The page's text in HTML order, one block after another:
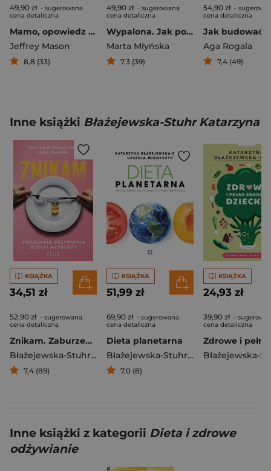
49,90 zł - sugerowana
cena detaliczna
Mamo, opowiedz mi swoją historię
Jeffrey Mason
8,8 (33)
49,90 zł - sugerowana
cena detaliczna
Wypalona. Jak poradzić sobie z wypaleniem zawodowym i całkiem nie zgasnąć
Marta Młyńska
7,3 (39)
54,90 zł -
cena detaliczna
Aga Rogala
7,4 (49)
Inne książki Błażejewska-Stuhr Katarzyna
KSIĄŻKA
34,51 zł
52,90 zł - sugerowana
cena detaliczna
Znikam. Zaburzenia odżywiania dzieci i młodzieży
Błażejewska-Stuhr Katarzyna
,Agata Ziemnicka
7,4 (89)
KSIĄŻKA
51,99 zł
69,90 zł - sugerowana
cena detaliczna
Dieta planetarna
Błażejewska-Stuhr Katarzyna
7,0 (8)
KSIĄŻKA
24,93 zł
39,90 zł -
cena detaliczna
Inne książki z kategorii Dieta i zdrowe
odżywianie